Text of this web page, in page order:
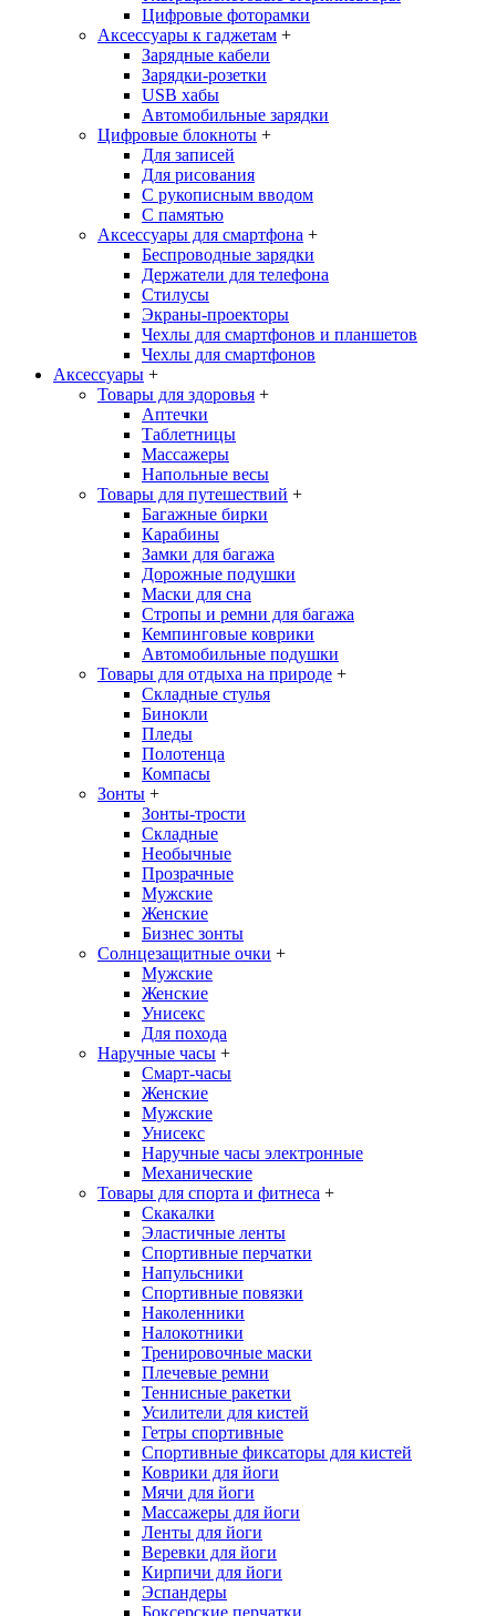
Цифровые фоторамки
Аксессуары к гаджетам +
Зарядные кабели
Зарядки-розетки
USB хабы
Автомобильные зарядки
Цифровые блокноты +
Для записей
Для рисования
С рукописным вводом
С памятью
Аксессуары для смартфона +
Беспроводные зарядки
Держатели для телефона
Стилусы
Экраны-проекторы
Чехлы для смартфонов и планшетов
Чехлы для смартфонов
Аксессуары +
Товары для здоровья +
Аптечки
Таблетницы
Массажеры
Напольные весы
Товары для путешествий +
Багажные бирки
Карабины
Замки для багажа
Дорожные подушки
Маски для сна
Стропы и ремни для багажа
Кемпинговые коврики
Автомобильные подушки
Товары для отдыха на природе +
Складные стулья
Бинокли
Пледы
Полотенца
Компасы
Зонты +
Зонты-трости
Складные
Необычные
Прозрачные
Мужские
Женские
Бизнес зонты
Солнцезащитные очки +
Мужские
Женские
Унисекс
Для похода
Наручные часы +
Смарт-часы
Женские
Мужские
Унисекс
Наручные часы электронные
Механические
Товары для спорта и фитнеса +
Скакалки
Эластичные ленты
Спортивные перчатки
Напульсники
Спортивные повязки
Наколенники
Налокотники
Тренировочные маски
Плечевые ремни
Теннисные ракетки
Усилители для кистей
Гетры спортивные
Спортивные фиксаторы для кистей
Коврики для йоги
Мячи для йоги
Массажеры для йоги
Ленты для йоги
Веревки для йоги
Кирпичи для йоги
Эспандеры
Боксерские перчатки